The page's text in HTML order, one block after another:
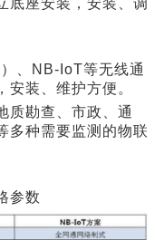
底座安装，安装、调
、NB-IoT等无线通
安装、维护方便。
质勘查、市政、通
多种需要监测的物联
参数